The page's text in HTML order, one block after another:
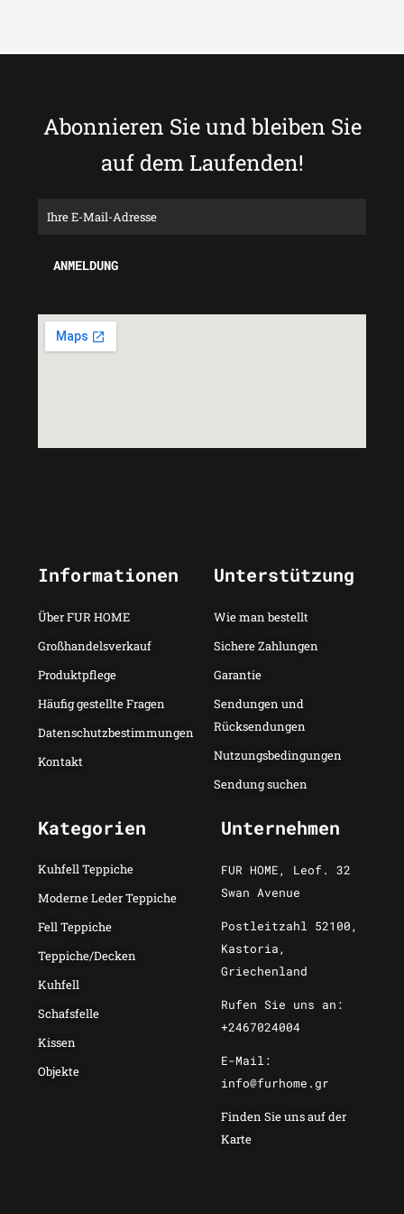
Abonnieren Sie und bleiben Sie
auf dem Laufenden!
Informationen
Über FUR HOME
Großhandelsverkauf
Produktpflege
Häufig gestellte Fragen
Datenschutzbestimmungen
Kontakt
Unterstützung
Wie man bestellt
Sichere Zahlungen
Garantie
Sendungen und
Rücksendungen
Nutzungsbedingungen
Sendung suchen
Kategorien
Kuhfell Teppiche
Moderne Leder Teppiche
Fell Teppiche
Teppiche/Decken
Kuhfell
Schafsfelle
Kissen
Objekte
Unternehmen
FUR HOME, Leof. 32
Swan Avenue
Postleitzahl 52100,
Kastoria,
Griechenland
Rufen Sie uns an:
+2467024004
E-Mail:
info@furhome.gr
Finden Sie uns auf der
Karte